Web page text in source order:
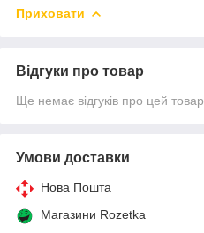
Приховати
Відгуки про товар
Ще немає відгуків про цей товар
Умови доставки
Нова Пошта
Магазини Rozetka